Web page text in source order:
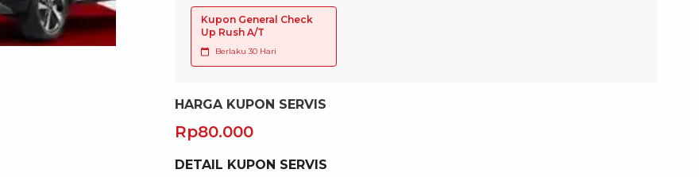
Kupon General Check
Up Rush A/T
Berlaku 30 Hari
HARGA KUPON SERVIS
Rp80.000
DETAIL KUPON SERVIS